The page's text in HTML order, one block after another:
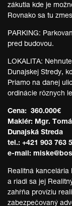
zákutia kde je
Rovnako sa tu
PARKING:
pred budovou.
LOKALITA:
Dunajskej Stredy,
Priamo na danej
ordinácie rôznych
Cena: 360.000€
Maklér: Mgr.
Dunajská Streda
tel.: +421 903 763
e-mail:
Realitná kancelária
a riadi sa jej
zahŕňa províziu
zabezpečovaný